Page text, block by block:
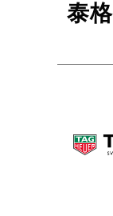
泰